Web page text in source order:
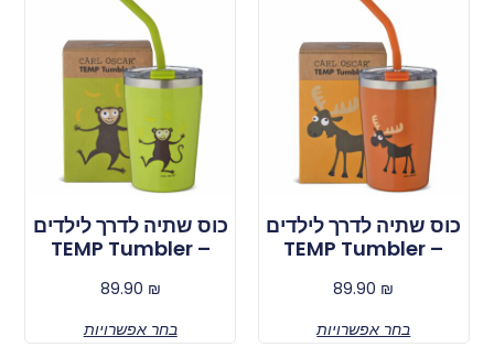
כוס שתיה לדרך לילדים
– TEMP Tumbler
89.90 ₪
בחר אפשרויות
כוס שתיה לדרך לילדים
– TEMP Tumbler
89.90 ₪
בחר אפשרויות